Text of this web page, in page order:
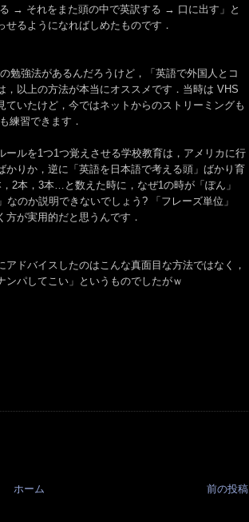
→ それをまた頭の中で英訳する → 口に出す」と
るようになればしめたものです．
勉強法があるんだろうけど，「英語で外国人とコ
，以上の方法が本当にオススメです．当時は VHS
いたけど，今ではネットからのストリーミングも
練習できます．
ールを1つ1つ覚えさせる学校教育は，アメリカに行
かりか，逆に「英語を日本語で考える頭」ばかり育
2本，3本…と数えた時に，なぜ1の時が「ぽん」
のか説明できないでしょう? 「フレーズ単位」
が実用的だと思うんです．
ドバイスしたのはこんな真面目な方法ではなく，
ンパしてこい」というものでしたがｗ
前の投稿
ホーム